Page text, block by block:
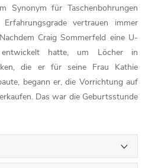
Synonym für Taschenbohrungen
vertrauen immer
Craig Sommerfeld eine U-
entwickelt hatte, um Löcher in
die er für seine Frau Kathie
begann er, die Vorrichtung auf
Das war die Geburtsstunde